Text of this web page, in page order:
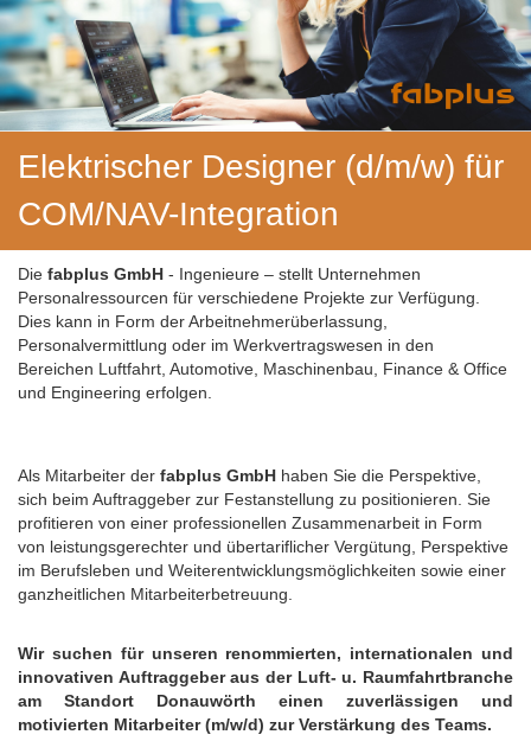
Elektrischer Designer (d/m/w) für
COM/NAV-Integration
Die fabplus GmbH - Ingenieure – stellt Unternehmen
Personalressourcen für verschiedene Projekte zur Verfügung.
Dies kann in Form der Arbeitnehmerüberlassung,
Personalvermittlung oder im Werkvertragswesen in den
Bereichen Luftfahrt, Automotive, Maschinenbau, Finance & Office
und Engineering erfolgen.
Als Mitarbeiter der fabplus GmbH haben Sie die Perspektive,
sich beim Auftraggeber zur Festanstellung zu positionieren. Sie
profitieren von einer professionellen Zusammenarbeit in Form
von leistungsgerechter und übertariflicher Vergütung, Perspektive
im Berufsleben und Weiterentwicklungsmöglichkeiten sowie einer
ganzheitlichen Mitarbeiterbetreuung.
Wir suchen für unseren renommierten, internationalen und
innovativen Auftraggeber aus der Luft- u. Raumfahrtbranche
am Standort Donauwörth einen zuverlässigen und
motivierten Mitarbeiter (m/w/d) zur Verstärkung des Teams.